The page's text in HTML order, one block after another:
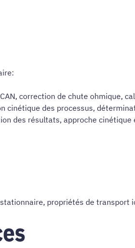
correction de chute ohmique,
des processus,
des résultats, approche
propriétés de transport